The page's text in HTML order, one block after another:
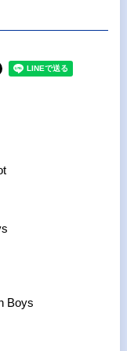
Boys